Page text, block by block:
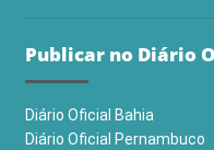
Publicar no Diário
Diário Oficial Bahia
Diário Oficial Pernambuco